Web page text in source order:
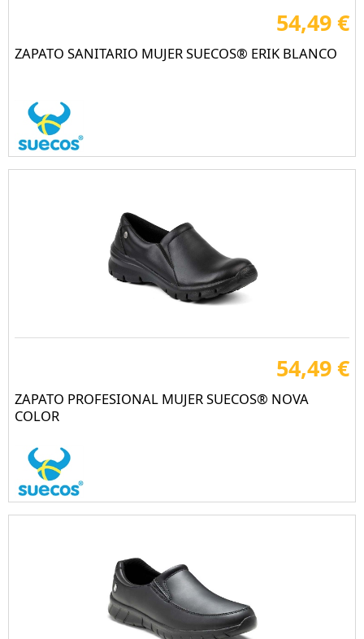
54,49 €
ZAPATO SANITARIO MUJER SUECOS® ERIK BLANCO
54,49 €
ZAPATO PROFESIONAL MUJER SUECOS® NOVA
COLOR